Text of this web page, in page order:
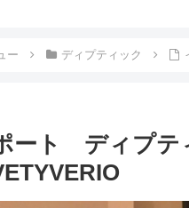
ー ディプティック
ート ディプ